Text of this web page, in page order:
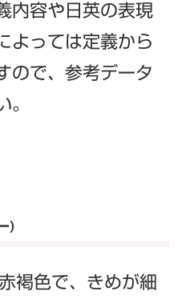
内容や日英の表現
よっては定義から
ので、参考データ
。
)
褐色で、きめが細